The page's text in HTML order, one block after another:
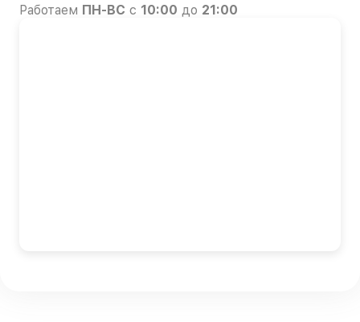
Работаем ПН-ВС с 10:00 до 21:00